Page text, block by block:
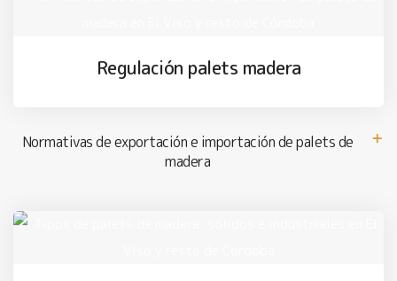
Regulación palets madera
Normativas de exportación e importación de palets de
madera